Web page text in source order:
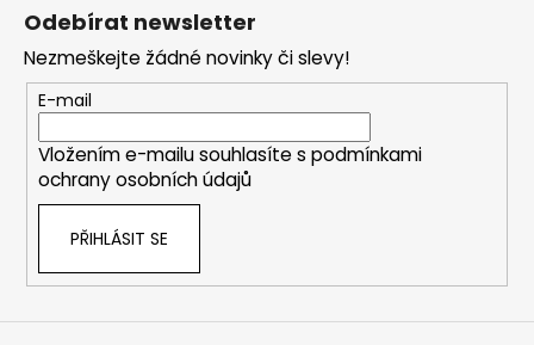
Odebírat newsletter
Nezmeškejte žádné novinky či slevy!
E-mail
Vložením e-mailu souhlasíte s podmínkami
ochrany osobních údajů
PŘIHLÁSIT SE